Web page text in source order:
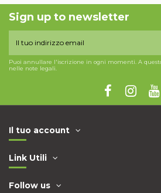
Sign up to newsletter
Puoi annullare l'iscrizione in ogni momenti. A
nelle note legali.
Il tuo account
Link Utili
Follow us